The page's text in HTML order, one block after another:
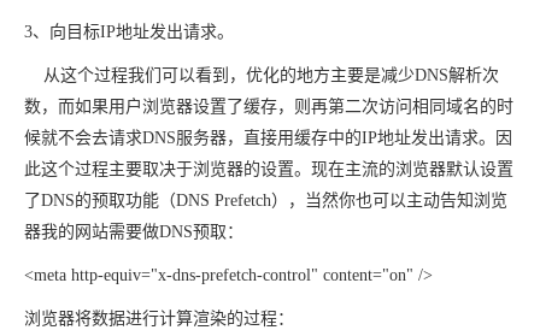
3、向目标IP地址发出请求。
从这个过程我们可以看到，优化的地方主要是减少DNS解析次
数，而如果用户浏览器设置了缓存，则再第二次访问相同域名的时
候就不会去请求DNS服务器，直接用缓存中的IP地址发出请求。因
此这个过程主要取决于浏览器的设置。现在主流的浏览器默认设置
了DNS的预取功能（DNS Prefetch），当然你也可以主动告知浏览
器我的网站需要做DNS预取：
<meta http-equiv="x-dns-prefetch-control" content="on" />
浏览器将数据进行计算渲染的过程：